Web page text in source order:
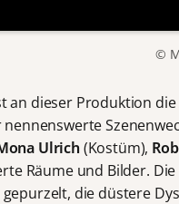
©
an dieser Produktion
Ulrich(Kostüm),
Räume und Bilder.
die düstere